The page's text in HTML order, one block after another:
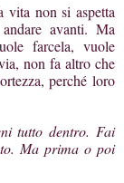
vita non si aspetta
avanti. Ma
farcela, vuole
non fa altro che
perché loro
tutto dentro. Fai
Ma prima o poi